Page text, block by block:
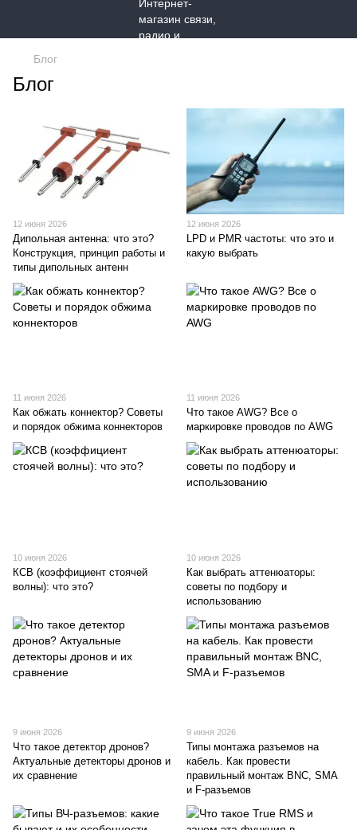
Блог
Блог
12 июня 2026
Дипольная антенна: что это?
Конструкция, принцип работы и
типы дипольных антенн
12 июня 2026
LPD и PMR частоты: что это и
какую выбрать
11 июня 2026
Как обжать коннектор? Советы
и порядок обжима коннекторов
11 июня 2026
Что такое AWG? Все о
маркировке проводов по AWG
10 июня 2026
КСВ (коэффициент стоячей
волны): что это?
10 июня 2026
Как выбрать аттенюаторы:
советы по подбору и
использованию
9 июня 2026
Что такое детектор дронов?
Актуальные детекторы дронов и
их сравнение
9 июня 2026
Типы монтажа разъемов на
кабель. Как провести
правильный монтаж BNC, SMA
и F-разъемов